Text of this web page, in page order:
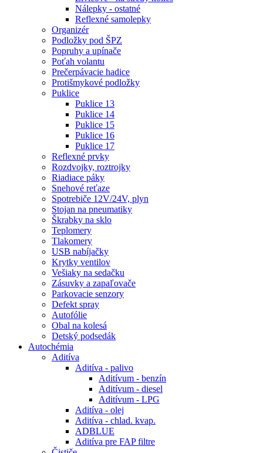
Nálepky - ostatné
Reflexné samolepky
Organizér
Podložky pod ŠPZ
Popruhy a upínače
Poťah volantu
Prečerpávacie hadice
Protišmykové podložky
Puklice
Puklice 13
Puklice 14
Puklice 15
Puklice 16
Puklice 17
Reflexné prvky
Rozdvojky, roztrojky
Riadiace páky
Snehové reťaze
Spotrebiče 12V/24V, plyn
Stojan na pneumatiky
Škrabky na sklo
Teplomery
Tlakomery
USB nabíjačky
Krytky ventilov
Vešiaky na sedačku
Zásuvky a zapaľovače
Parkovacie senzory
Defekt spray
Autofólie
Obal na kolesá
Detský podsedák
Autochémia
Aditíva
Aditíva - palivo
Aditívum - benzín
Aditívum - diesel
Aditívum - LPG
Aditíva - olej
Aditíva - chlad. kvap.
ADBLUE
Aditíva pre FAP filtre